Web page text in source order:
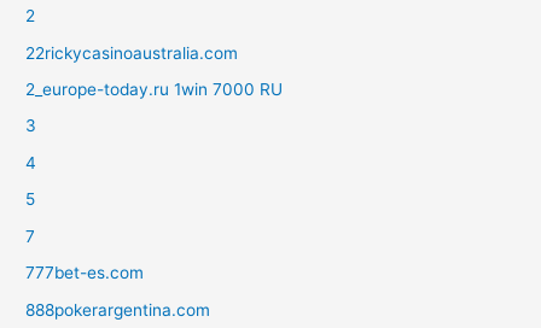
2
22rickycasinoaustralia.com
2_europe-today.ru 1win 7000 RU
3
4
5
7
777bet-es.com
888pokerargentina.com